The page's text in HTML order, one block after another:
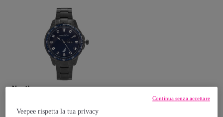
Nautica
Al Quarzo Le Croazia
Veepee rispetta la tua privacy
Continua senza accettare